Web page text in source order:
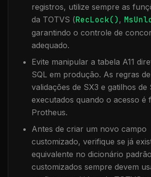
registros, utilize sempre as
da TOTVS (RecLock(),
garantindo o controle de
adequado.
Evite manipular a tabela A11
SQL em produção. As regras
validações de SX3 e gatilhos de
executados quando o acesso é
Protheus.
Antes de criar um novo campo
customizado, verifique se já
equivalente no dicionário
customizados sempre devem